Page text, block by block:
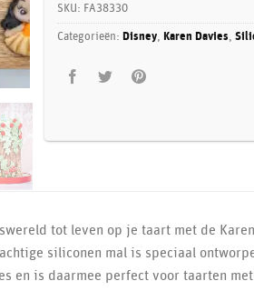
SKU: FA38330
Categorieën: Disney, Karen Davies,
tot leven op je taart met de
siliconen mal is speciaal
en is daarmee perfect voor taarten